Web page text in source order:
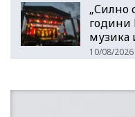
„Силно
години
музика
10/08/2026